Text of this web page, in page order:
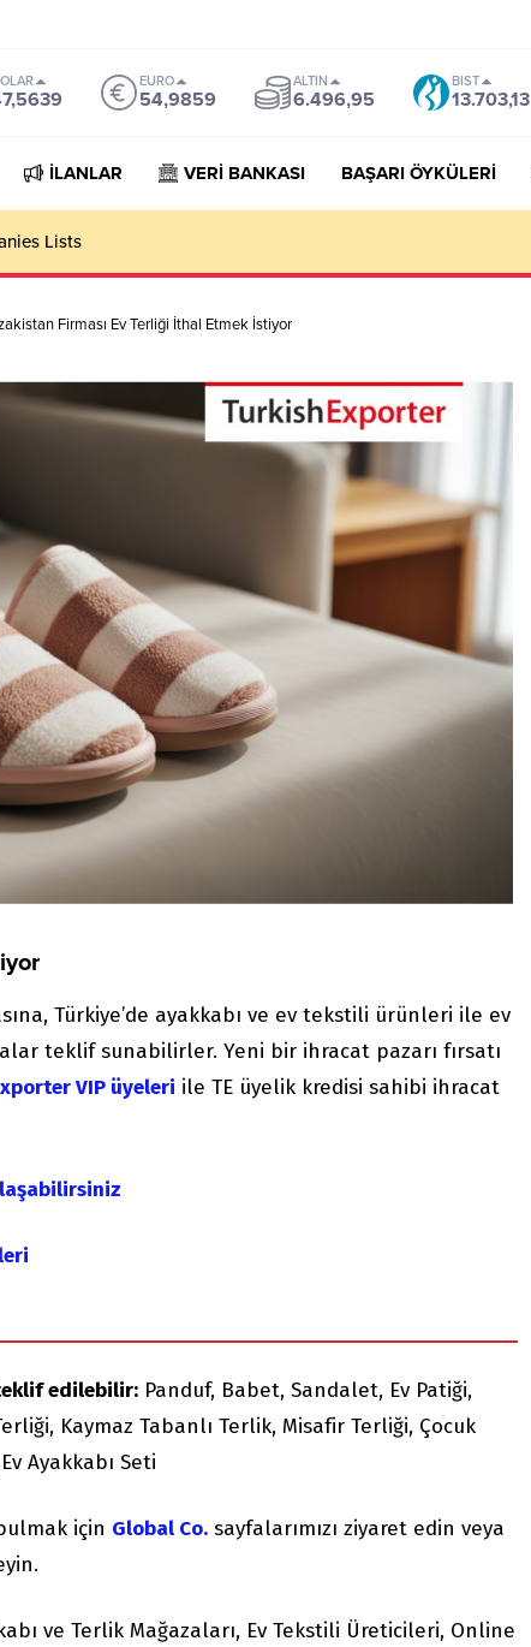
EURO
54,9859
ALTIN
6.496,95
BIST
13.703,13
İLANLAR VERİ BANKASI BAŞARI ÖYKÜLERİ
Companies Lists
Firması Ev Terliği İthal Etmek İstiyor
Türkiye’de ayakkabı ve ev tekstili ürünleri ile ev
teklif sunabilirler. Yeni bir ihracat pazarı fırsatı
VIP üyeleri ile TE üyelik kredisi sahibi ihracat
edilebilir: Panduf, Babet, Sandalet, Ev Patiği,
Kaymaz Tabanlı Terlik, Misafir Terliği, Çocuk
Ayakkabı Seti
için Global Co. sayfalarımızı ziyaret edin veya
ve Terlik Mağazaları, Ev Tekstili Üreticileri, Online